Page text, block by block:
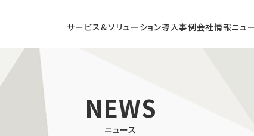
サービス＆ソリューション導入事例会社情報ニュ
NEWS
ニュース